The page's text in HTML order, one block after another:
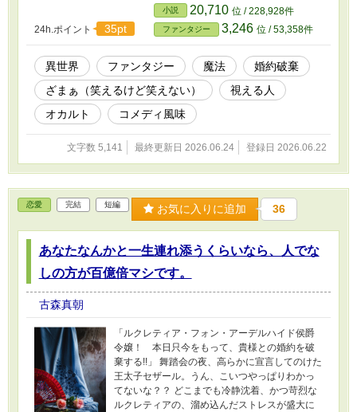
24h.ポイント 35pt
小説 20,710 位 / 228,928件
ファンタジー 3,246 位 / 53,358件
異世界 ファンタジー 魔法
婚約破棄
ざまぁ（笑えるけど笑えない）
視える人
オカルト
コメディ風味
文字数 5,141 最終更新日 2026.06.24 登録日 2026.06.22
恋愛 完結 短編 お気に入りに追加 36
あなたなんかと一生連れ添うくらいなら、人でな
しの方が百億倍マシです。
古森真朝
「ルクレティア・フォン・アーデルハイド侯爵
令嬢！ 本日只今をもって、貴様との婚約を破
棄する!!」 舞踏会の夜、高らかに宣言してのけた
王太子セザール。うん、こいつやっぱりわかっ
てないな？？ どこまでも冷静沈着、かつ苛烈な
ルクレティアの、溜め込んだストレスが盛大に